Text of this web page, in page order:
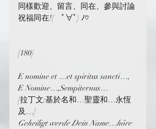
同樣歡迎、留言、同在、參與討論
祝福同在!(　ﾟ∀ﾟ) ﾉ♡
[180]
E nomine et …et spiritus sancti…,
E Nomine…,Sempiternus…
[拉丁文:基於名和…聖靈和…永恆
及…]
Geheiligt werde Dein Name…höre